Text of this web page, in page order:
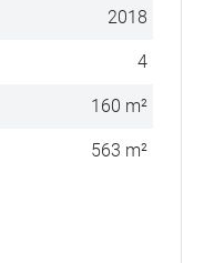
2018
4
160 m²
563 m²